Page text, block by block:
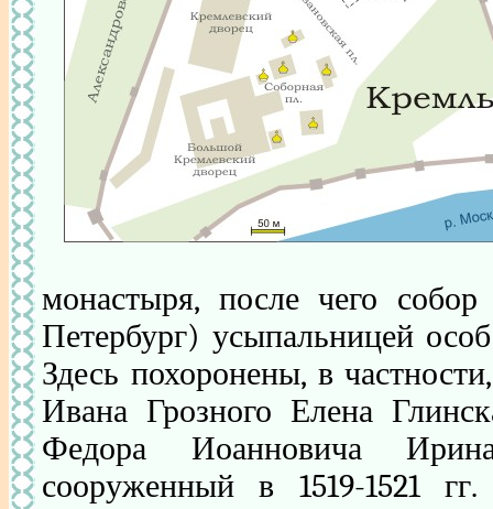
монастыря, после чего
Петербург) усыпальницей
Здесь похоронены, в
Ивана Грозного Елена
Федора Иоанновича
сооруженный в 1519-1521